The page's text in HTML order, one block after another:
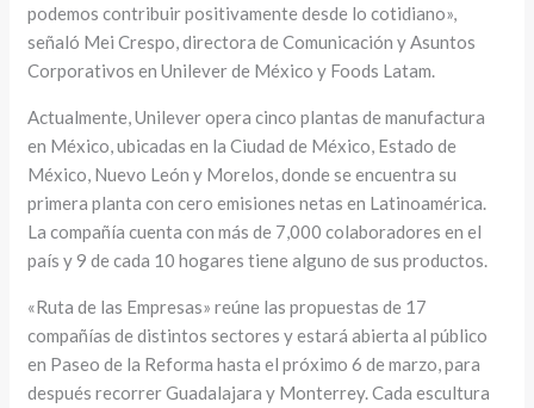
podemos contribuir positivamente desde lo cotidiano»,
señaló Mei Crespo, directora de Comunicación y Asuntos
Corporativos en Unilever de México y Foods Latam.
Actualmente, Unilever opera cinco plantas de manufactura
en México, ubicadas en la Ciudad de México, Estado de
México, Nuevo León y Morelos, donde se encuentra su
primera planta con cero emisiones netas en Latinoamérica.
La compañía cuenta con más de 7,000 colaboradores en el
país y 9 de cada 10 hogares tiene alguno de sus productos.
«Ruta de las Empresas» reúne las propuestas de 17
compañías de distintos sectores y estará abierta al público
en Paseo de la Reforma hasta el próximo 6 de marzo, para
después recorrer Guadalajara y Monterrey. Cada escultura